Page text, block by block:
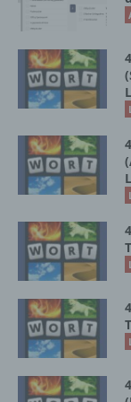
die
die
Löschen
d)
künftige
e)